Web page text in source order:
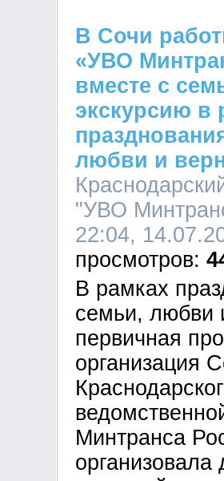
В Сочи
«УВО
вместе с
экскурсию в
любви и
"УВО
22:04,
В рамках
семьи, любви
первичная
организация
Минтранса
организовала